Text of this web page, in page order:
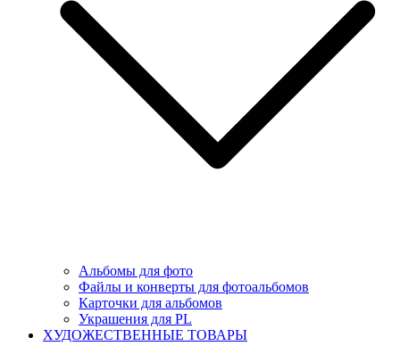
Альбомы для фото
Файлы и конверты для фотоальбомов
Карточки для альбомов
Украшения для PL
ХУДОЖЕСТВЕННЫЕ ТОВАРЫ